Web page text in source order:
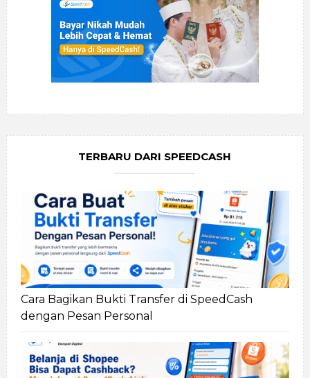
TERBARU DARI SPEEDCASH
Cara Bagikan Bukti Transfer di SpeedCash
dengan Pesan Personal